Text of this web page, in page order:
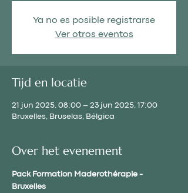
Ya no es posible registrarse
Ver otros eventos
Tijd en locatie
21 jun 2025, 08:00 – 23 jun 2025, 17:00
Bruxelles, Bruselas, Bélgica
Over het evenement
Pack Formation Maderothérapie -
Bruxelles